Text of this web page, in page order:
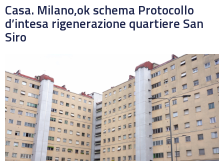
Casa. Milano,ok schema Protocollo
d’intesa rigenerazione quartiere San
Siro